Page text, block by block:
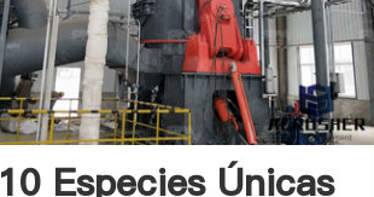
10 Especies Únicas